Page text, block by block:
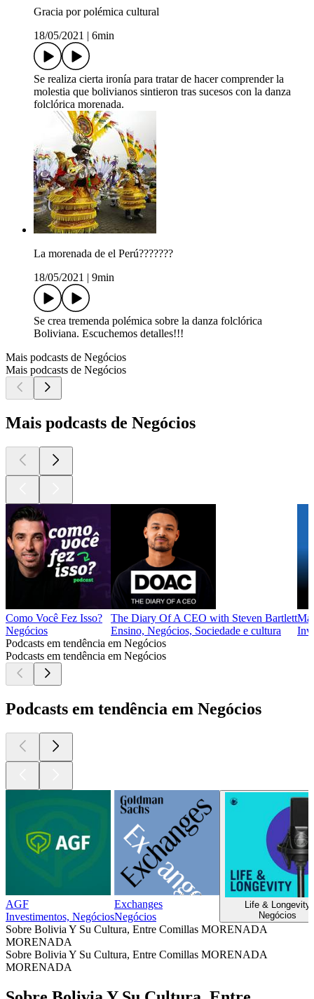
Gracia por polémica cultural
18/05/2021
6min
Se realiza cierta ironía para tratar de hacer comprender la
molestia que bolivianos sintieron tras sucesos con la danza
folclórica morenada.
La morenada de el Perú???????
18/05/2021
9min
Se crea tremenda polémica sobre la danza folclórica
Boliviana. Escuchemos detalles!!!
Mais podcasts de Negócios
Mais podcasts de Negócios
Mais podcasts de Negócios
Como Você Fez Isso?
Negócios
The Diary Of A CEO with Steven Bartlett
Ensino, Negócios, Sociedade e cultura
Podcasts em tendência em Negócios
Podcasts em tendência em Negócios
Podcasts em tendência em Negócios
AGF
Investimentos, Negócios
Exchanges
Negócios
Life & Longevity
Negócios
Sobre Bolivia Y Su Cultura, Entre Comillas MORENADA
MORENADA
Sobre Bolivia Y Su Cultura, Entre Comillas MORENADA
MORENADA